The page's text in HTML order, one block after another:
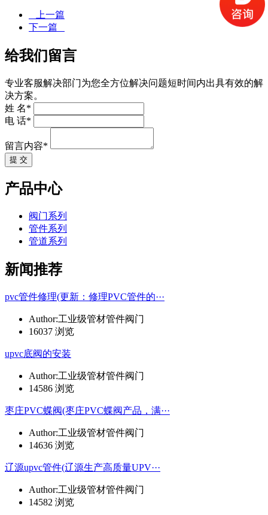
上一篇
下一篇
给我们留言
专业客服解决部门为您全方位解决问题短时间内出具有效的解
决方案。
姓 名*
电 话*
留言内容*
提 交
产品中心
阀门系列
管件系列
管道系列
新闻推荐
pvc管件修理(更新：修理PVC管件的···
Author:工业级管材管件阀门
16037 浏览
upvc底阀的安装
Author:工业级管材管件阀门
14586 浏览
枣庄PVC蝶阀(枣庄PVC蝶阀产品，满···
Author:工业级管材管件阀门
14636 浏览
辽源upvc管件(辽源生产高质量UPV···
Author:工业级管材管件阀门
14582 浏览